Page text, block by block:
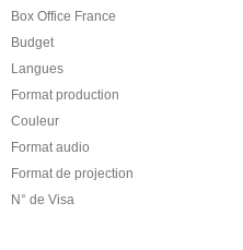
Box Office France
Budget
Langues
Format production
Couleur
Format audio
Format de projection
N° de Visa